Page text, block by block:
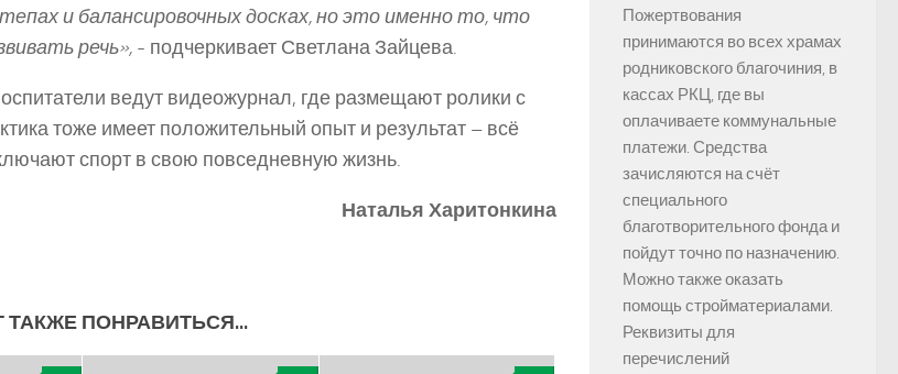
и балансировочных досках, но это именно то, что
речь», ­- подчеркивает Светлана Зайцева.
ведут видеожурнал, где размещают ролики с
тоже имеет положительный опыт и результат – всё
спорт в свою повседневную жизнь.
Наталья Харитонкина
ПОНРАВИТЬСЯ...
Пожертвования
принимаются во всех храмах
родниковского благочиния, в
кассах РКЦ, где вы
оплачиваете коммунальные
платежи. Средства
зачисляются на счёт
специального
благотворительного фонда и
пойдут точно по назначению.
Можно также оказать
помощь стройматериалами.
Реквизиты для
перечислений